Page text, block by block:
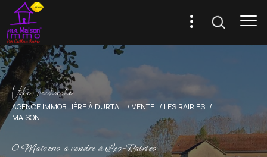
Vore recece
AGENCE IMMOBILIÈRE À DURTAL VENTE
LES RAIRIES
MAISON
0Maisons à vendre à Les-Rairies